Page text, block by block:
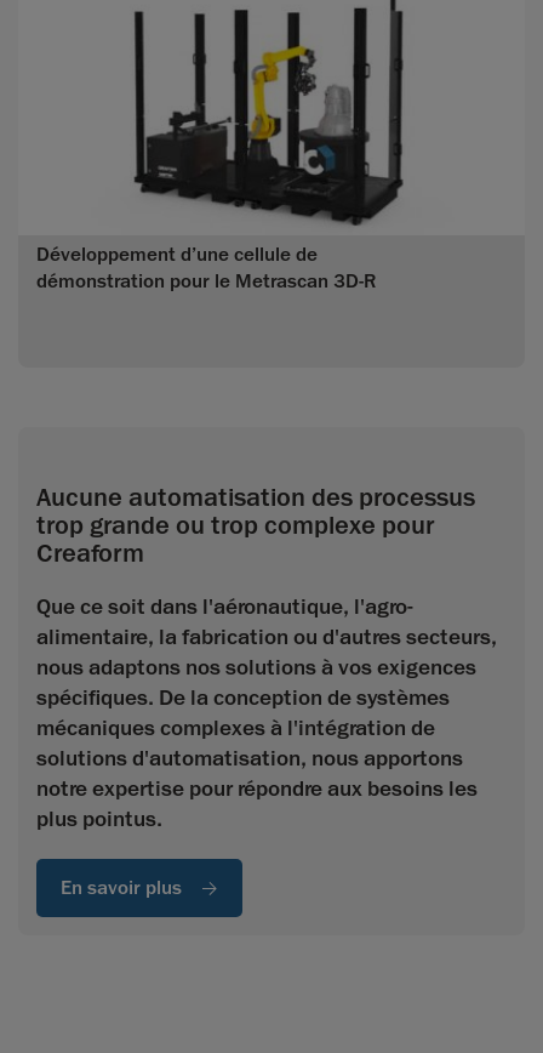
Développement d’une cellule de
démonstration pour le Metrascan 3D-R
Aucune automatisation des processus
trop grande ou trop complexe pour
Creaform
Que ce soit dans l'aéronautique, l'agro-
alimentaire, la fabrication ou d'autres secteurs,
nous adaptons nos solutions à vos exigences
spécifiques. De la conception de systèmes
mécaniques complexes à l'intégration de
solutions d'automatisation, nous apportons
notre expertise pour répondre aux besoins les
plus pointus.
En savoir plus